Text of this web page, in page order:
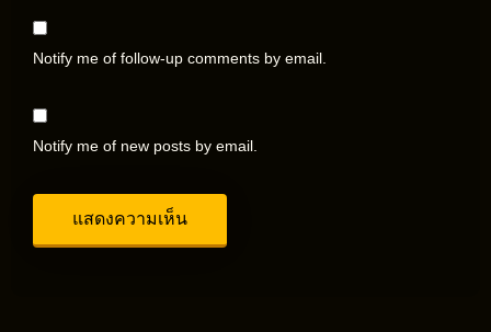
Notify me of follow-up comments by email.
Notify me of new posts by email.